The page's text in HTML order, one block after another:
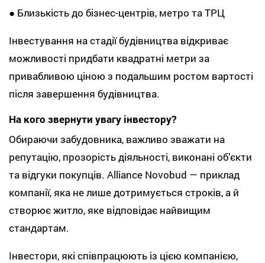
● Близькість до бізнес-центрів, метро та ТРЦ
Інвестування на стадії будівництва відкриває
можливості придбати квадратні метри за
привабливою ціною з подальшим ростом вартості
після завершення будівництва.
На кого звернути увагу інвестору?
Обираючи забудовника, важливо зважати на
репутацію, прозорість діяльності, виконані об’єкти
та відгуки покупців. Alliance Novobud — приклад
компанії, яка не лише дотримується строків, а й
створює житло, яке відповідає найвищим
стандартам.
Інвестори, які співпрацюють із цією компанією,